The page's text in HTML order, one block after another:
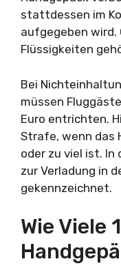
stattdessen im
aufgegeben wird.
Flüssigkeiten
Bei
müssen
Euro entrichten.
Strafe, wenn das
oder zu viel ist. In
zur Verladung in
gekennzeichnet.
Wie Viele